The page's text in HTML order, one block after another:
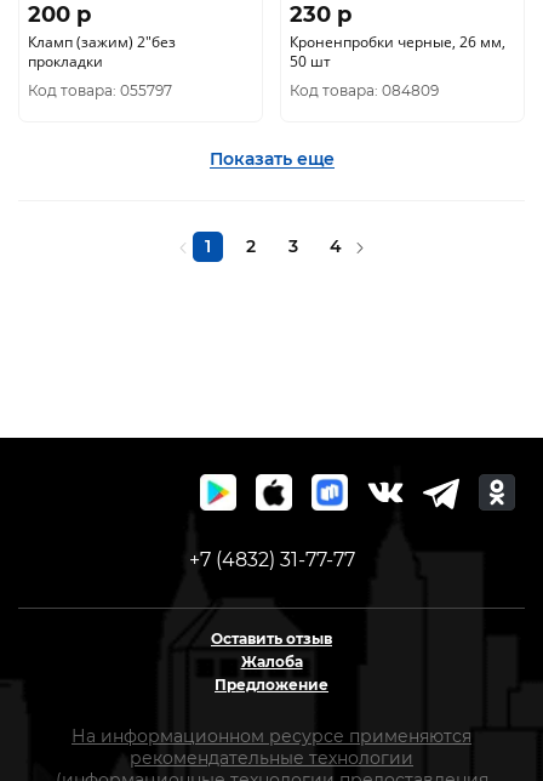
200 p
Кламп (зажим) 2"без
прокладки
Код товара: 055797
230 p
Кроненпробки черные, 26 мм,
50 шт
Код товара: 084809
Показать еще
1 2 3 4
+7 (4832) 31-77-77
Оставить отзыв
Жалоба
Предложение
На информационном ресурсе применяются
рекомендательные технологии